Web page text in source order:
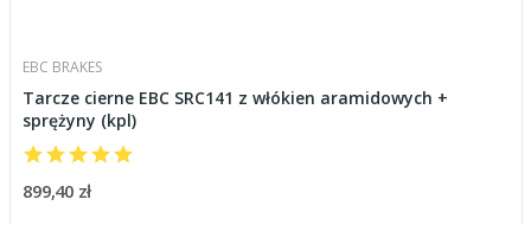
EBC BRAKES
Tarcze cierne EBC SRC141 z włókien aramidowych +
sprężyny (kpl)
899,40 zł